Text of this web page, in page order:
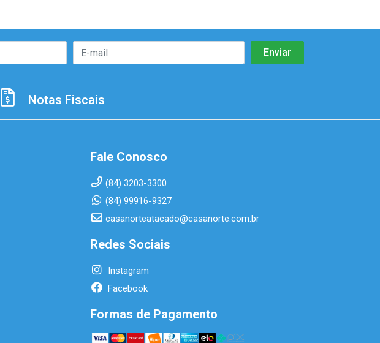
Notas Fiscais
Fale Conosco
(84) 3203-3300
(84) 99916-9327
casanorteatacado@casanorte.com.br
Redes Sociais
Instagram
Facebook
Formas de Pagamento